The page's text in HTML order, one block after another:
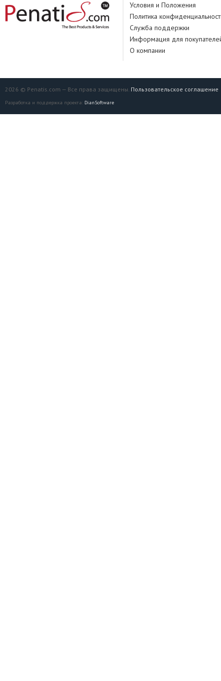
Условия и Положения
Политика
Служба поддержки
Информация для
О компании
2026 © Penatis.com — Все права защищены. Пользовательское соглашение
Разработка и поддержка проекта: DianSoftware